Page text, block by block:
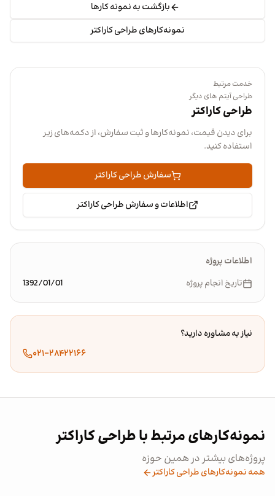
بازگشت به نمونه کارها
نمونه‌کارهای طراحی کاراکتر
خدمت مرتبط
طراحی آیتم های دیگر
طراحی کاراکتر
برای دیدن قیمت، نمونه‌کارها و ثبت سفارش، از دکمه‌های زیر
استفاده کنید.
سفارش طراحی کاراکتر
اطلاعات و سفارش طراحی کاراکتر
اطلاعات پروژه
تاریخ انجام پروژه
1392/01/01
نیاز به مشاوره دارید؟
۰۲۱-۲۸۴۲۲۱۶۶
نمونه‌کارهای مرتبط با طراحی کاراکتر
پروژه‌های بیشتر در همین حوزه
همه نمونه‌کارهای طراحی کاراکتر